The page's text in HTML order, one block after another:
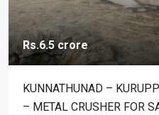
Rs.6.5 crore
KUNNATHUNAD –
– METAL CRUSHER FOR